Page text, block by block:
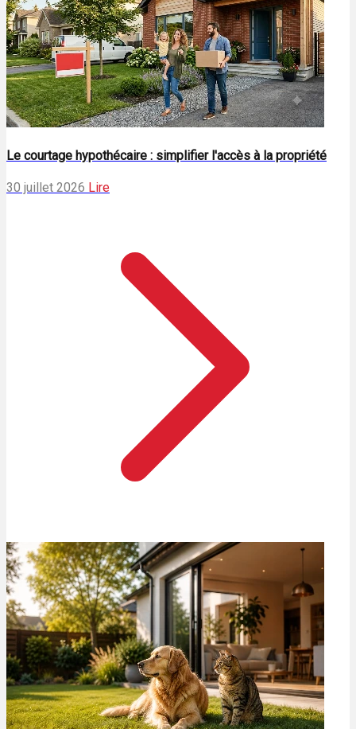
Le courtage hypothécaire : simplifier l'accès à la propriété
30 juillet 2026 Lire